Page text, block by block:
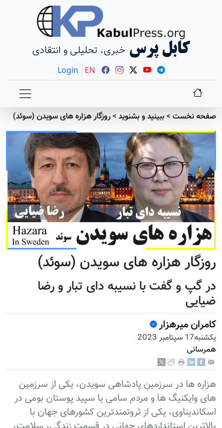
کابل پرس خبری، تحلیلی و انتقادی
Login EN
صفحه نخست> ببينيد و بشنويد>روزگار هزاره های سویدن (سوئد)
روزگار هزاره های سویدن (سوئد)
در گپ و گفت با نسیبه دای تبار و رضا
ضیایی
کامران میرهزار
يكشنبه17 سپتامبر 2023
همرسانی
هزاره ها در سرزمین پادشاهی سویدن، یکی از سرزمین
های وایکنیگ ها و مردم سامی یا سپید پوستان بومی در
اسکاندیناوی، یکی از ثروتمندترین کشورهای جهان با